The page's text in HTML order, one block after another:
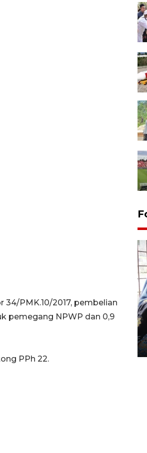
PMK.10/2017, pembelian
pemegang NPWP dan 0,9
PPh 22.
hunian hotel di
naik pada Maret